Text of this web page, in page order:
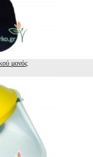
μονός